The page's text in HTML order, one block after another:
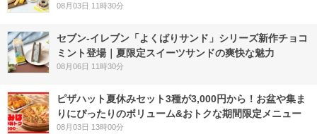
08月03日 11時30分
セブン‐イレブン「よくばりサンド」シリーズ新作チョコ
ミント登場｜夏限定スイーツサンドの爽快な魅力
08月06日 11時30分
ピザハット夏休みセット3種が3,000円から！お盆や集ま
りにぴったりのボリューム&おトクな期間限定メニュー
08月03日 13時00分